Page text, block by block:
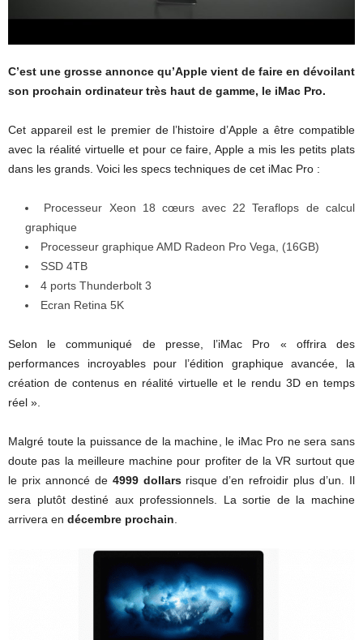
C’est une grosse annonce qu’Apple vient de faire en dévoilant
son prochain ordinateur très haut de gamme, le iMac Pro.
Cet appareil est le premier de l’histoire d’Apple a être compatible
avec la réalité virtuelle et pour ce faire, Apple a mis les petits plats
dans les grands. Voici les specs techniques de cet iMac Pro :
Processeur Xeon 18 cœurs avec 22 Teraflops de calcul
graphique
Processeur graphique AMD Radeon Pro Vega, (16GB)
SSD 4TB
4 ports Thunderbolt 3
Ecran Retina 5K
Selon le communiqué de presse, l’iMac Pro « offrira des
performances incroyables pour l’édition graphique avancée, la
création de contenus en réalité virtuelle et le rendu 3D en temps
réel ».
Malgré toute la puissance de la machine, le iMac Pro ne sera sans
doute pas la meilleure machine pour profiter de la VR surtout que
le prix annoncé de 4999 dollarsrisque d’en refroidir plus d’un. Il
sera plutôt destiné aux professionnels. La sortie de la machine
arrivera en décembre prochain